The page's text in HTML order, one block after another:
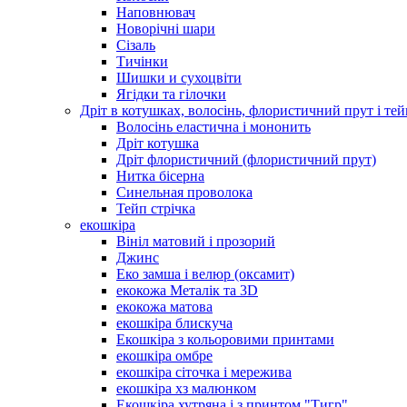
Наповнювач
Новорічні шари
Сізаль
Тичінки
Шишки и сухоцвіти
Ягідки та гілочки
Дріт в котушках, волосінь, флористичний прут і
Волосінь еластична і мононить
Дріт котушка
Дріт флористичний (флористичний прут)
Нитка бісерна
Синельная проволока
Тейп стрічка
екошкіра
Вініл матовий і прозорий
Джинс
Еко замша і велюр (оксамит)
екокожа Металік та 3D
екокожа матова
екошкіра блискуча
Екошкіра з кольоровими принтами
екошкіра омбре
екошкіра сіточка і мережива
екошкіра хз малюнком